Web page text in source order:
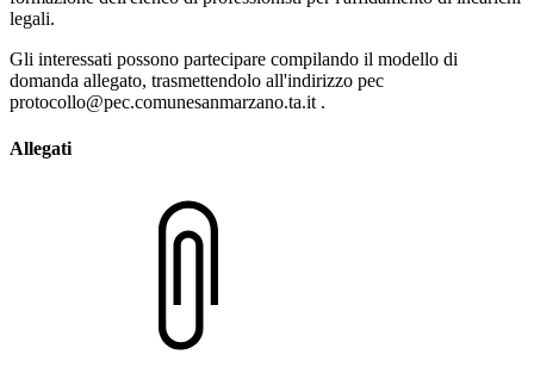
legali.
Gli interessati possono partecipare compilando il modello di
domanda allegato, trasmettendolo all'indirizzo pec
protocollo@pec.comunesanmarzano.ta.it .
Allegati